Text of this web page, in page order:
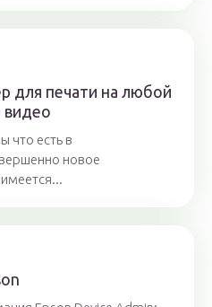
для печати на любой
видео
что есть в
новое